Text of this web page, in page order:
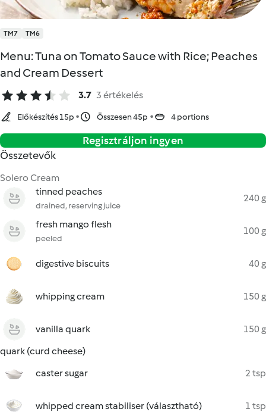
TM7 TM6
Menu: Tuna on Tomato Sauce with Rice; Peaches
and Cream Dessert
3.7 3 értékelés
Előkészítés 15p Összesen 45p 4 portions
Regisztráljon ingyen
Összetevők
Solero Cream
tinned peaches
drained, reserving juice
240 g
fresh mango flesh
peeled
100 g
digestive biscuits 40 g
whipping cream 150 g
vanilla quark
150 g
quark (curd cheese)
caster sugar
2 tsp
whipped cream stabiliser (választható) 1 tsp